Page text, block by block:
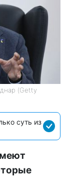
(Getty
суть из